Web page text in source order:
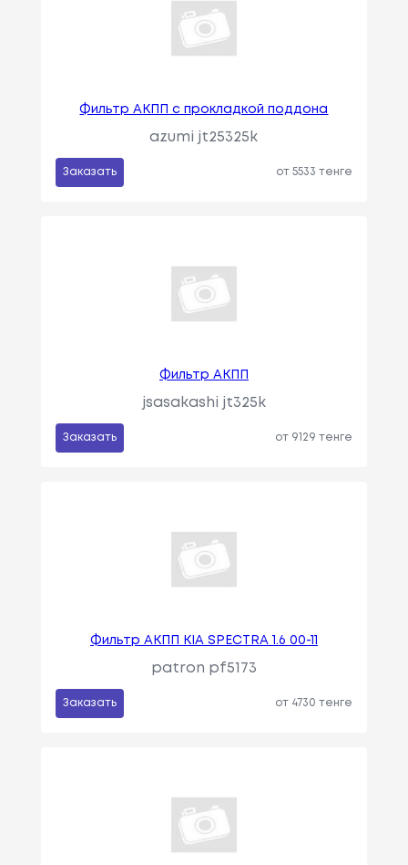
Фильтр АКПП с прокладкой поддона
azumi jt25325k
Заказать от 5533 тенге
Фильтр АКПП
jsasakashi jt325k
Заказать от 9129 тенге
Фильтр АКПП KIA SPECTRA 1.6 00-11
patron pf5173
Заказать от 4730 тенге